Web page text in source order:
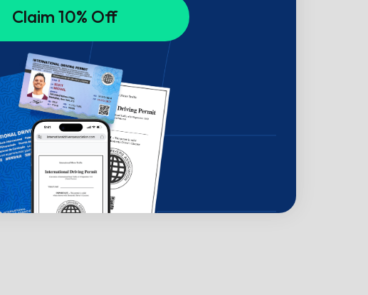
Claim 10% Off